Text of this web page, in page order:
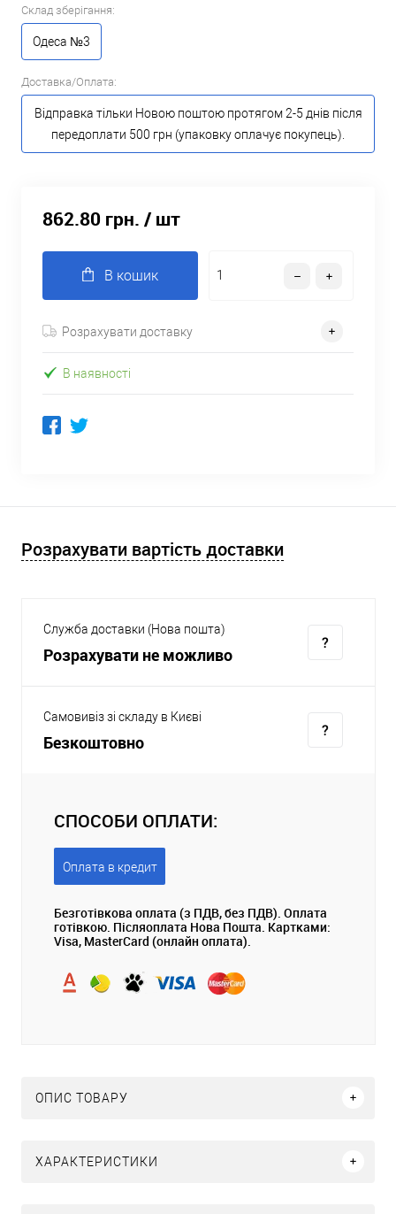
Склад зберігання:
Одеса №3
Доставка/Оплата:
Відправка тільки Новою поштою протягом 2-5 днів після
передоплати 500 грн (упаковку оплачує покупець).
862.80 грн. / шт
В кошик
Розрахувати доставку
В наявності
Розрахувати вартість доставки
Служба доставки (Нова пошта)
Розрахувати не можливо
Самовивіз зі складу в Києві
Безкоштовно
СПОСОБИ ОПЛАТИ:
Оплата в кредит
Безготівкова оплата (з ПДВ, без ПДВ). Оплата
готівкою. Післяоплата Нова Пошта. Картками:
Visa, MasterCard (онлайн оплата).
ОПИС ТОВАРУ
ХАРАКТЕРИСТИКИ